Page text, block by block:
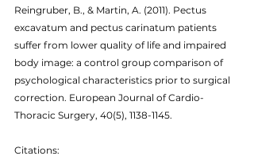
Reingruber, B., & Martin, A. (2011). Pectus
excavatum and pectus carinatum patients
suffer from lower quality of life and impaired
body image: a control group comparison of
psychological characteristics prior to surgical
correction. European Journal of Cardio-
Thoracic Surgery, 40(5), 1138-1145.
Citations: